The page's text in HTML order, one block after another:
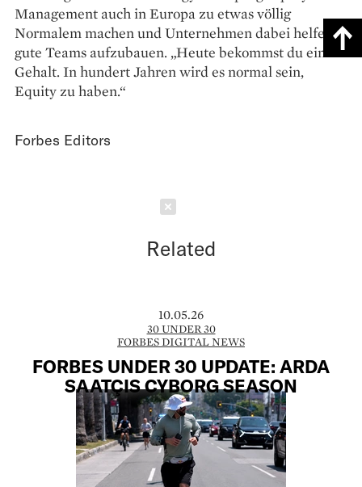
Management auch in Europa zu etwas völlig
Normalem machen und Unternehmen dabei helfen,
gute Teams aufzubauen. „Heute bekommst du ein
Gehalt. In hundert Jahren wird es normal sein,
Equity zu haben.“
Forbes Editors
Related
10.05.26
30 UNDER 30
FORBES DIGITAL NEWS
FORBES UNDER 30 UPDATE: ARDA
SAATÇIS CYBORG SEASON